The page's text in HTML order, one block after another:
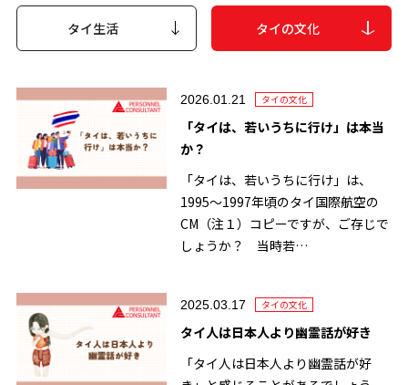
タイ生活 タイの文化
2026.01.21 タイの文化
「タイは、若いうちに行け」は本当
か？
「タイは、若いうちに行け」は、
1995～1997年頃のタイ国際航空の
CM（注１）コピーですが、ご存じで
しょうか？ 当時若…
2025.03.17 タイの文化
タイ人は日本人より幽霊話が好き
「タイ人は日本人より幽霊話が好